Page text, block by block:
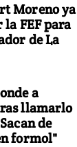
Moreno ya
FEF para
de La
a
llamarlo
de
formol"